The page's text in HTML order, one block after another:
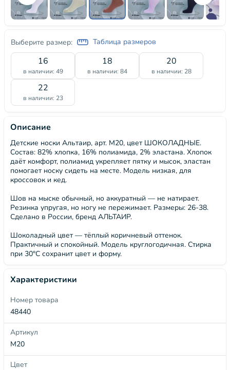
Выберите размер: Таблица размеров
16
в наличии: 49
18
в наличии: 84
20
в наличии: 28
22
в наличии: 23
Описание
Детские носки Альтаир, арт. М20, цвет ШОКОЛАДНЫЕ.
Состав: 82% хлопка, 16% полиамида, 2% эластана. Хлопок
даёт комфорт, полиамид укрепляет пятку и мысок, эластан
помогает носку сидеть на месте. Модель низкая, для
кроссовок и кед.
Шов на мыске обычный, но аккуратный — не натирает.
Резинка упругая, но ногу не пережимает. Размеры: 26-38.
Сделано в России, бренд АЛЬТАИР.
Шоколадный цвет — тёплый коричневый оттенок.
Практичный и спокойный. Модель круглогодичная. Стирка
при 30°C сохранит цвет и форму.
Характеристики
Номер товара
48440
Артикул
М20
Цвет